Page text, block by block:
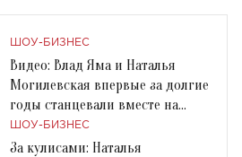
ШОУ-БИЗНЕС
Видео: Влад Яма и Наталья
Могилевская впервые за долгие
годы станцевали вместе на
сцене
ШОУ-БИЗНЕС
За кулисами: Наталья